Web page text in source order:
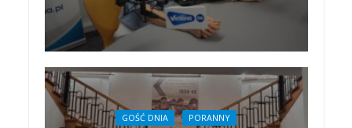
GOŚĆ DNIA PORANNY